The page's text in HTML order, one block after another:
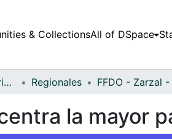
& CollectionsAll of DSpace
Fondo Fotográfico Diario Occidente Regionales
la mayor